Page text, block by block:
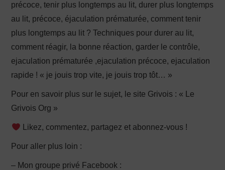
précoce, tenir plus longtemps au lit, durer plus longtemps
au lit, précoce, éjaculation prématurée, comment tenir
plus longtemps au lit ? Techniques pour durer au lit,
comment réagir, la bonne réaction, garder le contrôle,
ejaculation prématurée ,ejaculation précoce, ejaculation
rapide ! « je jouis trop vite, je jouis trop tôt… »
Pour en savoir plus sur le sujet, le site Grivois : « Le
Grivois Org »
Likez, commentez, partagez et abonnez-vous !
Pour aller plus loin :
– Mon groupe privé Facebook :